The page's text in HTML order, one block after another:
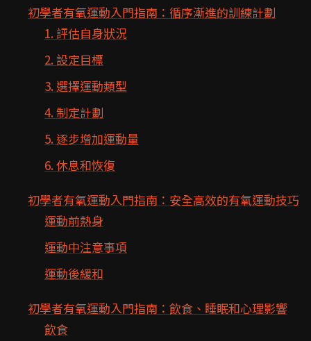
初學者有氧運動入門指南：循序漸進的訓練計劃
1. 評估自身狀況
2. 設定目標
3. 選擇運動類型
4. 制定計劃
5. 逐步增加運動量
6. 休息和恢復
初學者有氧運動入門指南：安全高效的有氧運動技巧
運動前熱身
運動中注意事項
運動後緩和
初學者有氧運動入門指南：飲食、睡眠和心理影響
飲食